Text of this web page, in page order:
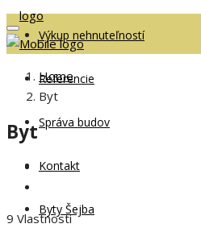
Výkup nehnuteľností
Referencie
Správa budov
Kontakt
Byty Šejba
Home
Byt
Byt
9 Vlastnosti